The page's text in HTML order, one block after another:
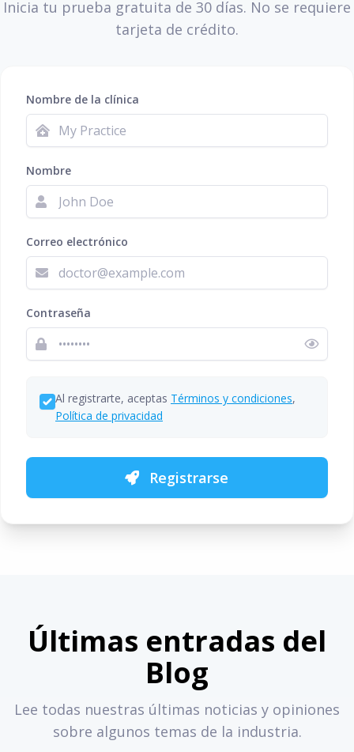
Inicia tu prueba gratuita de 30 días. No se requiere
tarjeta de crédito.
Nombre de la clínica
Nombre
Correo electrónico
Contraseña
Al registrarte, aceptas Términos y condiciones,
Política de privacidad
Registrarse
Últimas entradas del
Blog
Lee todas nuestras últimas noticias y opiniones
sobre algunos temas de la industria.